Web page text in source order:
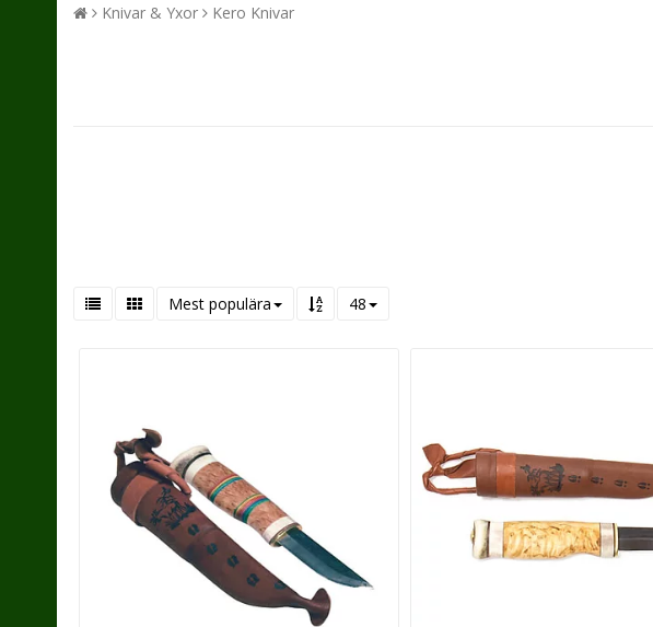
Knivar & Yxor Kero Knivar
Mest populära 48